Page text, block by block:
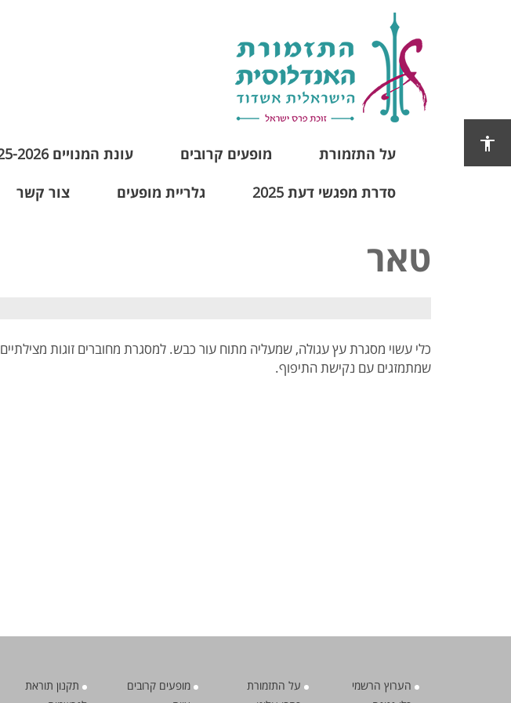
על התזמורת מופעים קרובים עונת המנויים 2025-2026
סדרת מפגשי דעת 2025 גלריית מופעים צור קשר
טאר
כלי עשוי מסגרת עץ עגולה, שמעליה מתוח עור כבש. למסגרת מחוברים זוגות מצילתיים
שמתמזגים עם נקישת התיפוף.
הערוץ הרשמי
על התזמורת
מופעים קרובים
תקנון תוראת